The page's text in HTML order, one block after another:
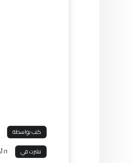
كتب بواسطة
نشرت في
١٦ أكتوبر، ٢٠٢٤